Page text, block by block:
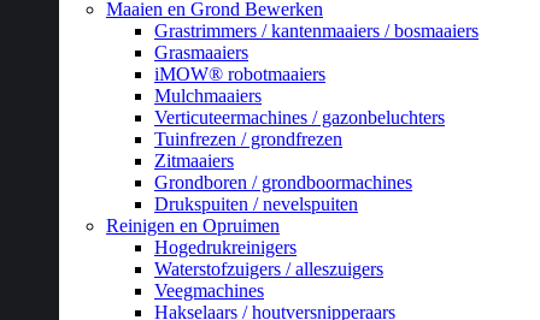
Maaien en Grond Bewerken
Grastrimmers / kantenmaaiers / bosmaaiers
Grasmaaiers
iMOW® robotmaaiers
Mulchmaaiers
Verticuteermachines / gazonbeluchters
Tuinfrezen / grondfrezen
Zitmaaiers
Grondboren / grondboormachines
Drukspuiten / nevelspuiten
Reinigen en Opruimen
Hogedrukreinigers
Waterstofzuigers / alleszuigers
Veegmachines
Hakselaars / houtversnipperaars